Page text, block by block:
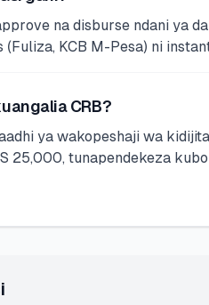
na disburse ndani ya
KCB M-Pesa) ni
CRB?
ya wakopeshaji wa
25,000, tunapendekeza